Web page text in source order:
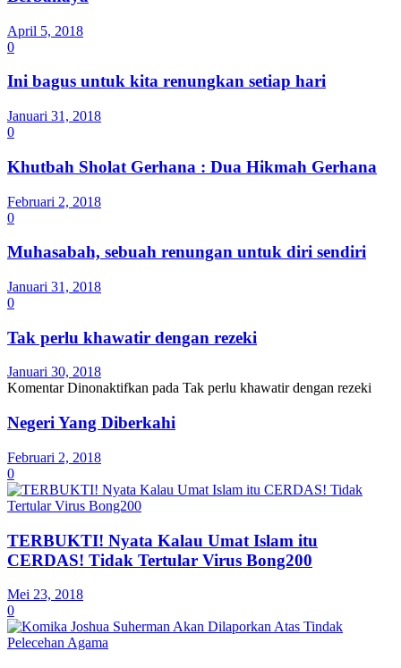
April 5, 2018
0
Ini bagus untuk kita renungkan setiap hari
Januari 31, 2018
0
Khutbah Sholat Gerhana : Dua Hikmah Gerhana
Februari 2, 2018
0
Muhasabah, sebuah renungan untuk diri sendiri
Januari 31, 2018
0
Tak perlu khawatir dengan rezeki
Januari 30, 2018
Komentar Dinonaktifkan pada Tak perlu khawatir dengan rezeki
Negeri Yang Diberkahi
Februari 2, 2018
0
TERBUKTI! Nyata Kalau Umat Islam itu
CERDAS! Tidak Tertular Virus Bong200
Mei 23, 2018
0